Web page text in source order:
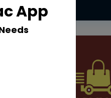
App